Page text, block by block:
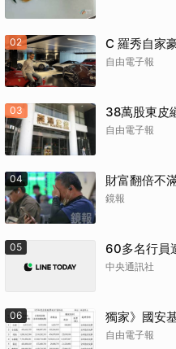
02 C 羅秀自家
自由電子報
03 38萬股東皮
自由電子報
04 財富翻倍不
鏡報
05 60多名行員
中央通訊社
06 獨家》國安
自由電子報